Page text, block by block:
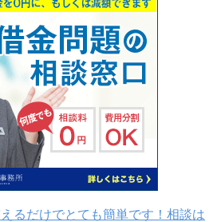
るだけでとても簡単です！相談は